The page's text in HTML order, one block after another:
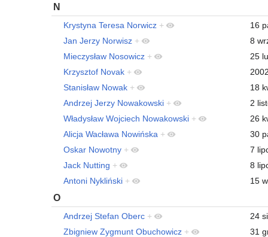
N
Krystyna Teresa Norwicz +
16
Jan Jerzy Norwisz +
8
Mieczysław Nosowicz +
25
Krzysztof Novak +
Stanisław Nowak +
18
Andrzej Jerzy Nowakowski +
2
Władysław Wojciech Nowakowski +
26
Alicja Wacława Nowińska +
30
Oskar Nowotny +
7
Jack Nutting +
8
Antoni Nykliński + 15
O
Andrzej Stefan Oberc +
24
Zbigniew Zygmunt Obuchowicz +
31